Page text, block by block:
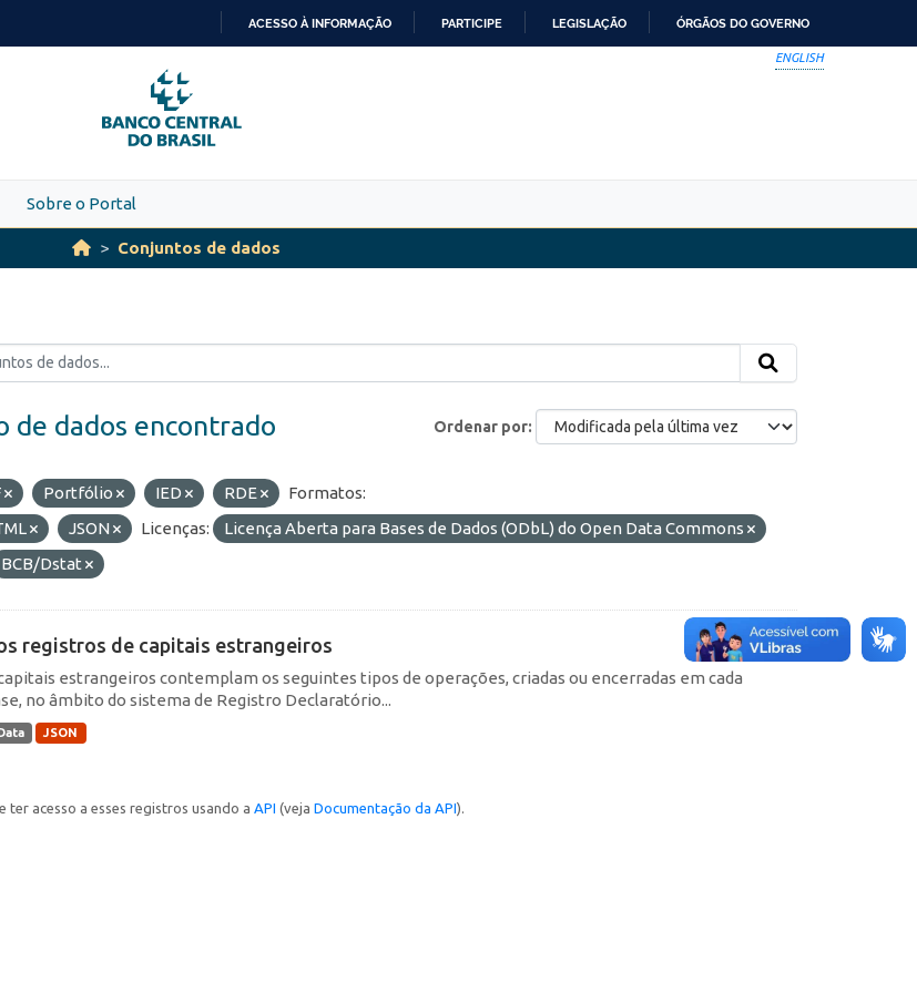
PARA
O
CONTEÚDO
ACESSO À INFORMAÇÃO PARTICIPE LEGISLAÇÃO ÓRGÃOS DO GOVERNO
ENGLISH
Sobre o Portal
Conjuntos de dados
Ordenar por
de dados encontrado
Portfólio IED RDE
Formatos:
JSON Licenças:
Licença Aberta para Bases de Dados (ODbL) do Open Data Commons
BCB/Dstat
registros de capitais estrangeiros
estrangeiros contemplam os seguintes tipos de operações, criadas ou encerradas em cada
no âmbito do sistema de Registro Declaratório...
JSON
ter acesso a esses registros usando a API (veja Documentação da API).